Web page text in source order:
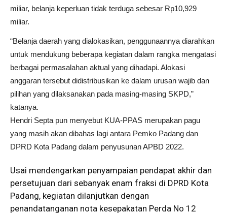
miliar, belanja keperluan tidak terduga sebesar Rp10,929
miliar.
“Belanja daerah yang dialokasikan, penggunaannya diarahkan
untuk mendukung beberapa kegiatan dalam rangka mengatasi
berbagai permasalahan aktual yang dihadapi. Alokasi
anggaran tersebut didistribusikan ke dalam urusan wajib dan
pilihan yang dilaksanakan pada masing-masing SKPD,”
katanya.
Hendri Septa pun menyebut KUA-PPAS merupakan pagu
yang masih akan dibahas lagi antara Pemko Padang dan
DPRD Kota Padang dalam penyusunan APBD 2022.
Usai mendengarkan penyampaian pendapat akhir dan
persetujuan dari sebanyak enam fraksi di DPRD Kota
Padang, kegiatan dilanjutkan dengan
penandatanganan nota kesepakatan Perda No 12